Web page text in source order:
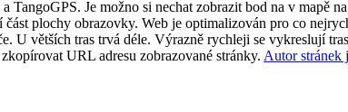
TangoGPS. Je možno si nechat zobrazit bod na v mapě
plochy obrazovky. Web je optimalizován pro co
U větších tras trvá déle. Výrazně rychleji se vykreslují
URL adresu zobrazované stránky. Autor stránek